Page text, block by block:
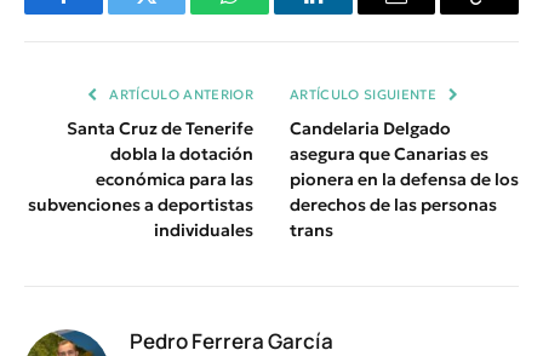
FacebookTwitter WhatsAppLinkedInEmail
Copiar
ARTÍCULO ANTERIOR
Santa Cruz de Tenerife
dobla la dotación
económica para las
subvenciones a deportistas
individuales
ARTÍCULO SIGUIENTE
Candelaria Delgado
asegura que Canarias es
pionera en la defensa de los
derechos de las personas
trans
Pedro Ferrera García